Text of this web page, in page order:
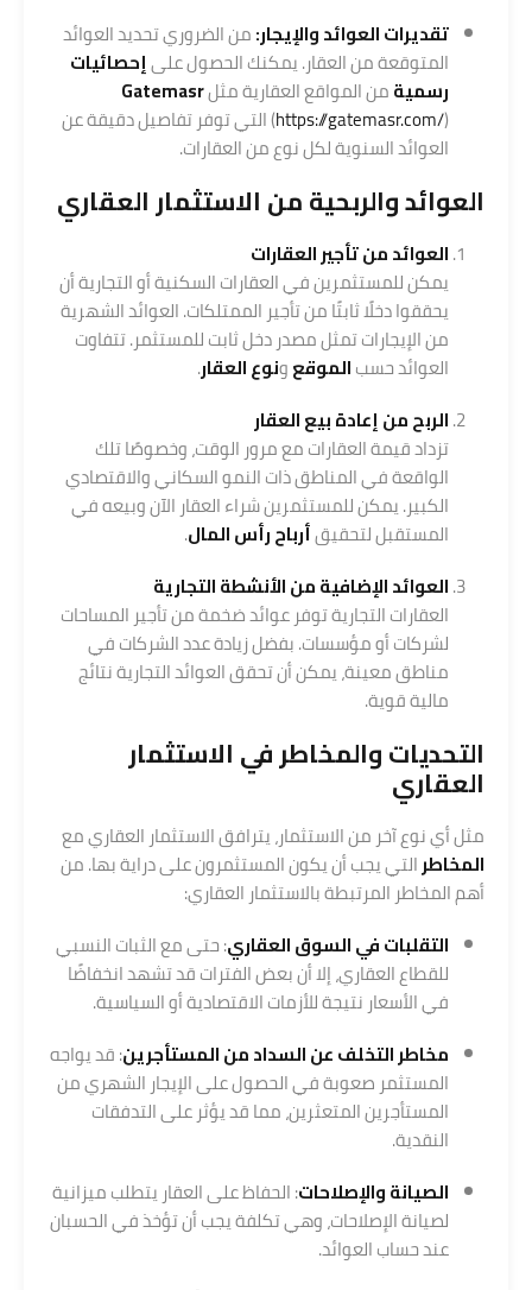
تقديرات العوائد والإيجار:من الضروري تحديد العوائد
المتوقعة من العقار. يمكنك الحصول علىإحصائيات
رسميةمن المواقع العقارية مثلGatemasr
(https://gatemasr.com/ ) التي توفر تفاصيل دقيقة عن
العوائد السنوية لكل نوع من العقارات.
العوائد والربحية من الاستثمار العقاري
العوائد من تأجير العقارات
يمكن للمستثمرين في العقارات السكنية أو التجارية أن
يحققوا دخلًا ثابتًا من تأجير الممتلكات. العوائد الشهرية
من الإيجارات تمثل مصدر دخل ثابت للمستثمر. تتفاوت
العوائد حسبالموقعونوع العقار.
الربح من إعادة بيع العقار
تزداد قيمة العقارات مع مرور الوقت، وخصوصًا تلك
الواقعة في المناطق ذات النمو السكاني والاقتصادي
الكبير. يمكن للمستثمرين شراء العقار الآن وبيعه في
المستقبل لتحقيقأرباح رأس المال.
العوائد الإضافية من الأنشطة التجارية
العقارات التجارية توفر عوائد ضخمة من تأجير المساحات
لشركات أو مؤسسات. بفضل زيادة عدد الشركات في
مناطق معينة، يمكن أن تحقق العوائد التجارية نتائج
مالية قوية.
التحديات والمخاطر في الاستثمار
العقاري
مثل أي نوع آخر من الاستثمار، يترافق الاستثمار العقاري مع
المخاطرالتي يجب أن يكون المستثمرون على دراية بها. من
أهم المخاطر المرتبطة بالاستثمار العقاري:
التقلبات في السوق العقاري: حتى مع الثبات النسبي
للقطاع العقاري، إلا أن بعض الفترات قد تشهد انخفاضًا
في الأسعار نتيجة للأزمات الاقتصادية أو السياسية.
مخاطر التخلف عن السداد من المستأجرين: قد يواجه
المستثمر صعوبة في الحصول على الإيجار الشهري من
المستأجرين المتعثرين، مما قد يؤثر على التدفقات
النقدية.
الصيانة والإصلاحات: الحفاظ على العقار يتطلب ميزانية
لصيانة الإصلاحات، وهي تكلفة يجب أن تؤخذ في الحسبان
عند حساب العوائد.